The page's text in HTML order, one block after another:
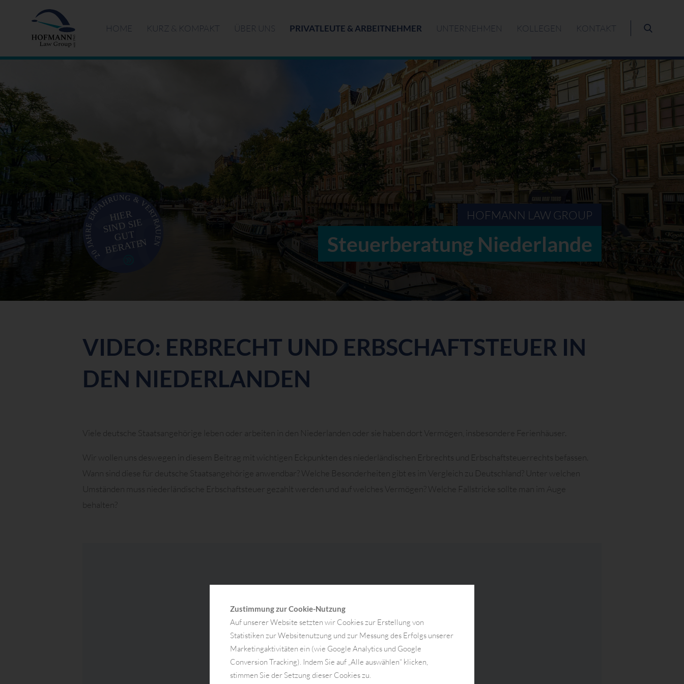
HOME KURZ & KOMPAKT ÜBER UNS PRIVATLEUTE & ARBEITNEHMER UNTERNEHMEN KOLLEGEN KONTAKT
HOFMANN LAW GROUP
Steuerberatung Niederlande
VIDEO: ERBRECHT UND ERBSCHAFTSTEUER IN
DEN NIEDERLANDEN
Viele deutsche Staatsangehörige leben oder arbeiten in den Niederlanden oder sie haben dort Vermögen, insbesondere Ferienhäuser.
Wir wollen uns deswegen in diesem Beitrag mit wichtigen Eckpunkten des niederländischen Erbrechts und Erbschaftsteuerrechts befassen.
Wann sind diese für deutsche Staatsangehörige anwendbar? Welche Besonderheiten gibt es im Vergleich zu Deutschland? Unter welchen
Umständen muss niederländische Erbschaftsteuer gezahlt werden und auf welches Vermögen? Welche Fallstricke sollte man im Auge
behalten?
Youtube-Videos anzeigen
Zustimmung zur Cookie-Nutzung
Auf unserer Website setzten wir Cookies zur Erstellung von
Statistiken zur Websitenutzung und zur Messung des Erfolgs unserer
Marketingaktivitäten ein (wie Google Analytics und Google
Conversion Tracking). Indem Sie auf „Alle auswählen“ klicken,
stimmen Sie der Setzung dieser Cookies zu.